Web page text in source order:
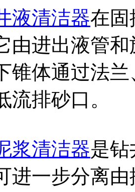
液清洁器在固
由进出液管
锥体通过法
流排砂口。
浆清洁器是
进一步分离